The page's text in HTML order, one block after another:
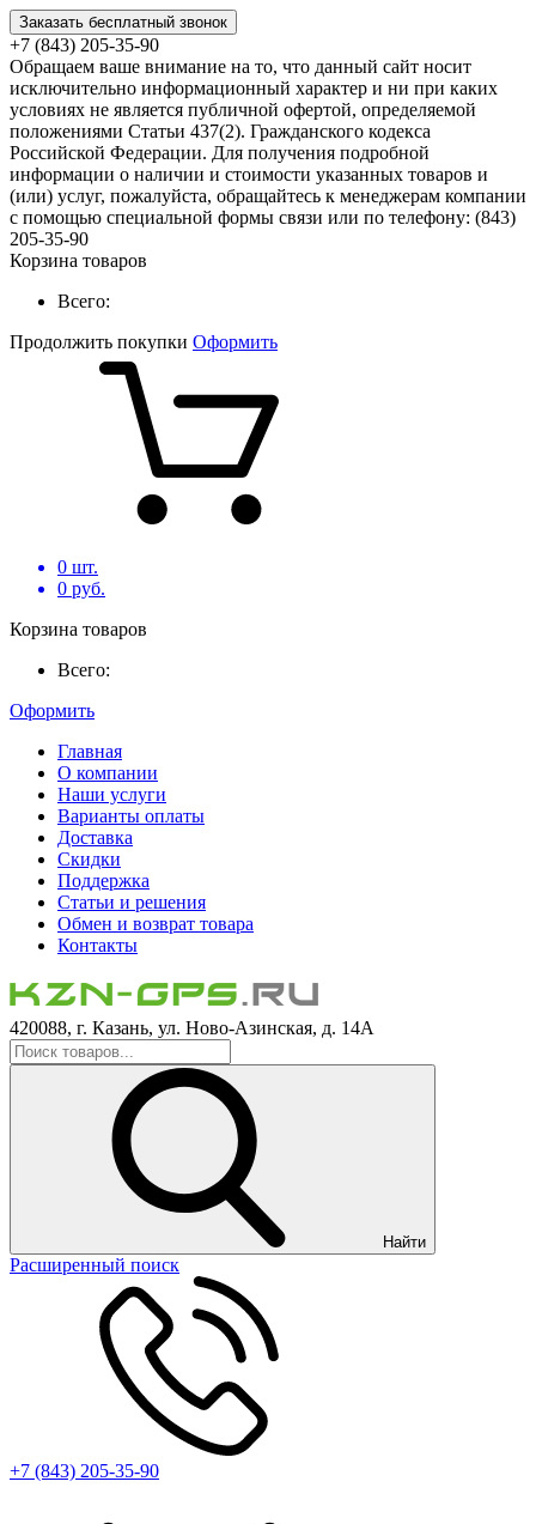
Заказать бесплатный звонок
+7 (843) 205-35-90
Обращаем ваше внимание на то, что данный сайт носит
исключительно информационный характер и ни при каких
условиях не является публичной офертой, определяемой
положениями Статьи 437(2). Гражданского кодекса
Российской Федерации. Для получения подробной
информации о наличии и стоимости указанных товаров и
(или) услуг, пожалуйста, обращайтесь к менеджерам компании
с помощью специальной формы связи или по телефону: (843)
205-35-90
Корзина товаров
Всего:
Продолжить покупки Оформить
0 шт.
0 руб.
Корзина товаров
Всего:
Оформить
Главная
О компании
Наши услуги
Варианты оплаты
Доставка
Скидки
Поддержка
Статьи и решения
Обмен и возврат товара
Контакты
420088, г. Казань, ул. Ново-Азинская, д. 14А
Найти
Расширенный поиск
+7 (843) 205-35-90